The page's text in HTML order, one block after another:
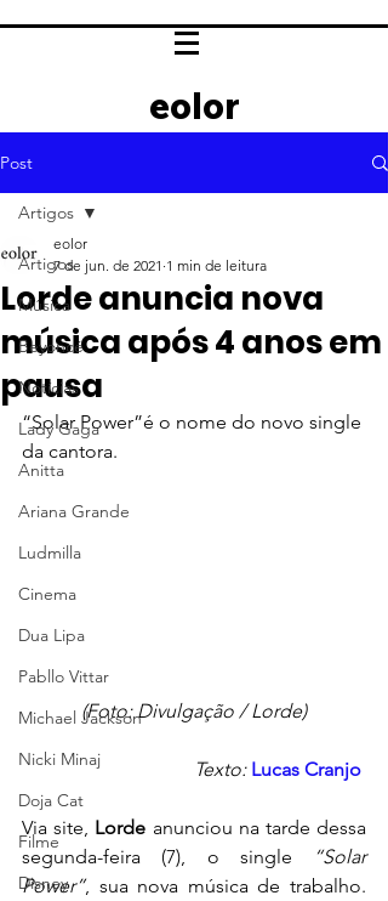
eolor
Post
Artigos
Música
Beyoncé
Notícias
Lady Gaga
Anitta
Ariana Grande
Ludmilla
Cinema
Dua Lipa
Pabllo Vittar
Michael Jackson
Nicki Minaj
Doja Cat
Filme
Disney
Artigos
Lorde anuncia nova
música após 4 anos em
pausa
eolor
7 de jun. de 2021 1 min de leitura
“Solar Power”é o nome do novo single
da cantora.
(Foto: Divulgação / Lorde)
Texto: Lucas Cranjo
Via site, Lorde anunciou na tarde dessa
segunda-feira (7), o single
“Solar
Power”, sua nova música de trabalho.